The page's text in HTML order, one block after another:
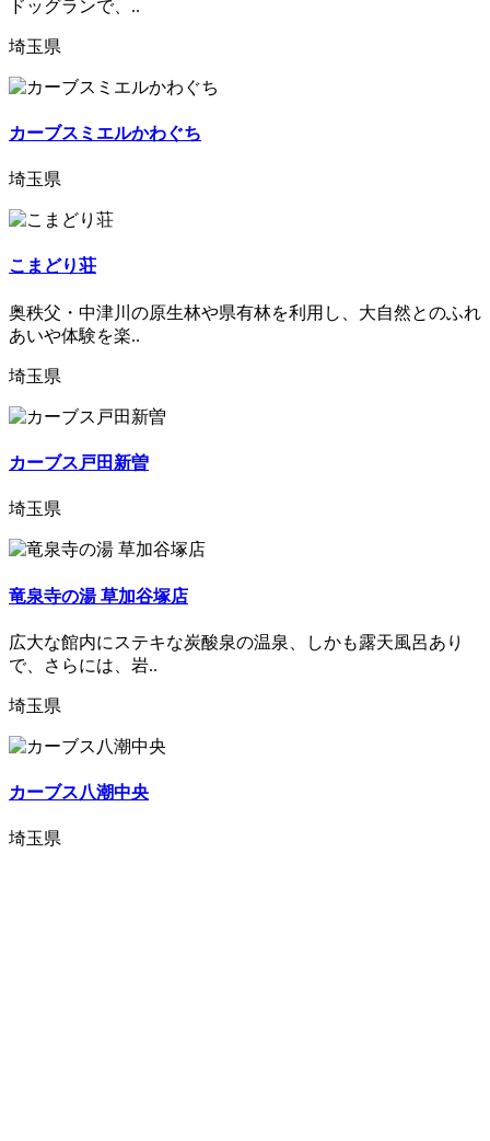
ドッグランで、..
埼玉県
カーブスミエルかわぐち
埼玉県
こまどり荘
奥秩父・中津川の原生林や県有林を利用し、大自然とのふれ
あいや体験を楽..
埼玉県
カーブス戸田新曽
埼玉県
竜泉寺の湯 草加谷塚店
広大な館内にステキな炭酸泉の温泉、しかも露天風呂あり
で、さらには、岩..
埼玉県
カーブス八潮中央
埼玉県